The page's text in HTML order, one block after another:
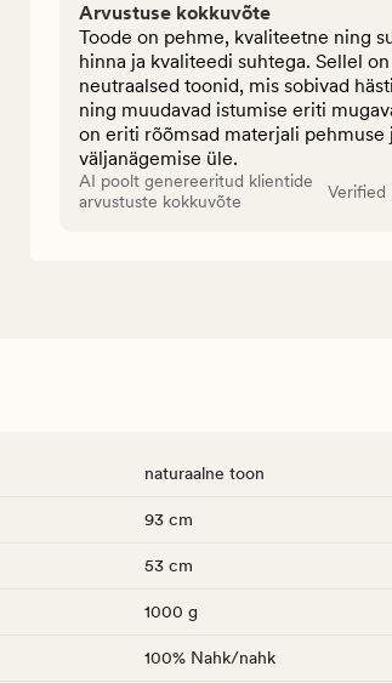
Arvustuse kokkuvõte
Toode on pehme, kvaliteetne ning
hinna ja kvaliteedi suhtega. Sellel
neutraalsed toonid, mis sobivad
ning muudavad istumise eriti
on eriti rõõmsad materjali pehmuse
väljanägemise üle.
AI poolt genereeritud klientide
arvustuste kokkuvõte
Verified
naturaalne toon
93 cm
53 cm
1000 g
100% Nahk/nahk